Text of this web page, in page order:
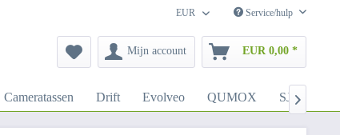
EUR Service/hulp
Mijn account EUR 0,00 *
Cameratassen Drift Evolveo QUMOX SJCAM
